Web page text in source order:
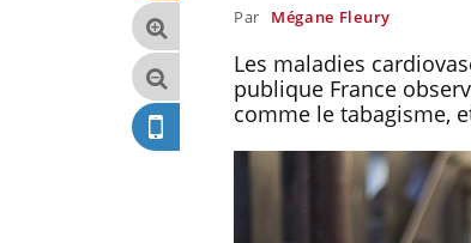
Par Mégane Fleury
Les maladies
publique France
comme le tabagisme,